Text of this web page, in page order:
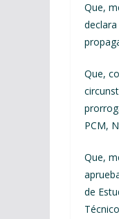
Que,
Que,
PCM,
Que,
de